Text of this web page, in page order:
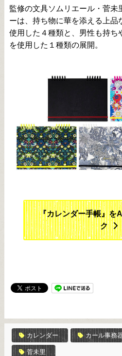
監修の文具ソムリエール・菅未
ーは、持ち物に華を添える上品
使用した４種類と、男性も持ち
を使用した１種類の展開。
『カレンダー手帳』を
ク
カレンダー カール事務
菅未里